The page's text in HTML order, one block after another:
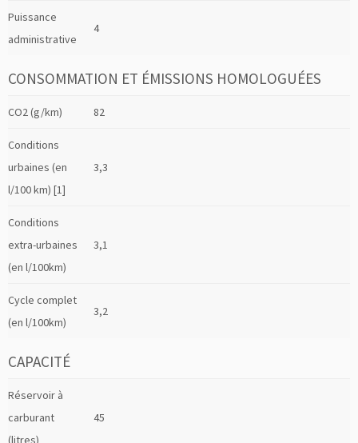
Puissance
administrative
4
CONSOMMATION ET ÉMISSIONS HOMOLOGUÉES
CO2 (g/km) 82
Conditions
urbaines (en
l/100 km) [1]
3,3
Conditions
extra-urbaines
(en l/100km)
3,1
Cycle complet
(en l/100km)
3,2
CAPACITÉ
Réservoir à
carburant
(litres)
45